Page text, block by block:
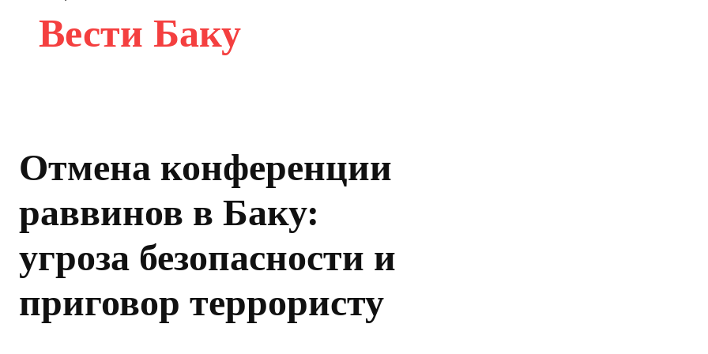
Вести Баку
Отмена конференции
раввинов в Баку:
угроза безопасности и
приговор террористу